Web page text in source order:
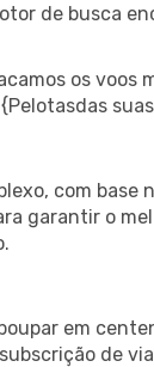
de busca
os
com base
garantir o
em
de